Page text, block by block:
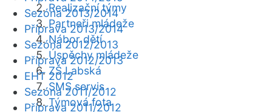
Realizační týmy
Partneři mládeže
Nábor dětí
Úspěchy mládeže
ZŠ Labská
SMS servis
Týmová fota
Sezóna 2013/2014
Příprava 2013/2014
Sezóna 2012/2013
Příprava 2012/2013
EHT 2012
Sezóna 2011/2012
Příprava 2011/2012